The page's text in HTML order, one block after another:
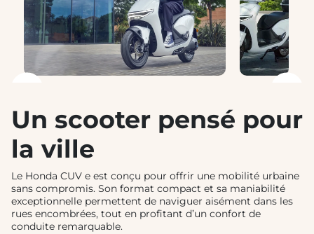
Un scooter pensé pour
la ville
Le Honda CUV e est conçu pour offrir une mobilité urbaine
sans compromis. Son format compact et sa maniabilité
exceptionnelle permettent de naviguer aisément dans les
rues encombrées, tout en profitant d’un confort de
conduite remarquable.